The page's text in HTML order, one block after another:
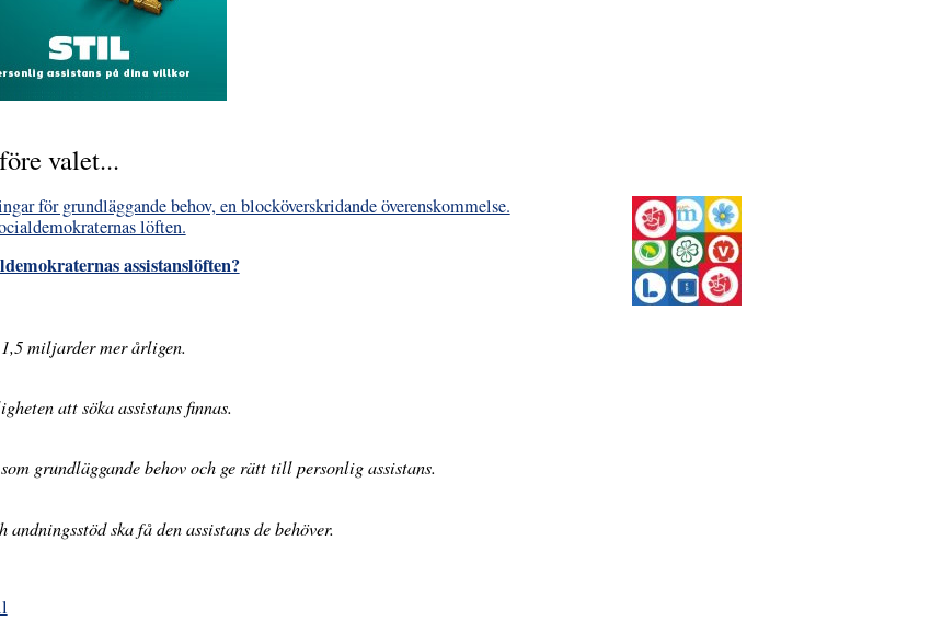
valet...
för grundläggande behov, en blocköverskridande överenskommelse.
löften.
assistanslöften?
miljarder mer årligen.
att söka assistans finnas.
grundläggande behov och ge rätt till personlig assistans.
ska få den assistans de behöver.